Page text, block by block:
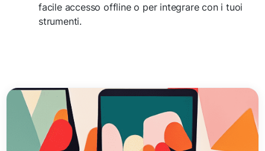
facile accesso offline o per integrare con i tuoi
strumenti.